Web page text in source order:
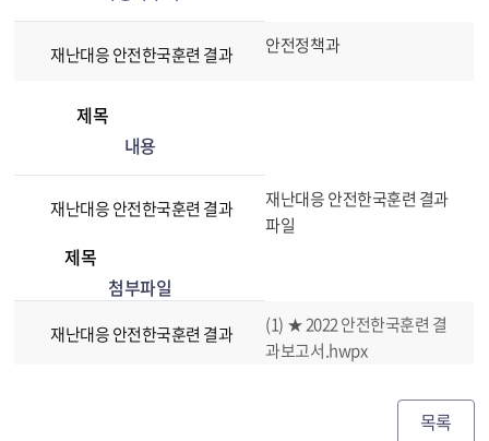
재난대응 안전한국훈련 결과 안전정책과
제목
내용
재난대응 안전한국훈련 결과
재난대응 안전한국훈련 결과
파일
제목
첨부파일
재난대응 안전한국훈련 결과
(1) ★ 2022 안전한국훈련 결
과보고서.hwpx
목록